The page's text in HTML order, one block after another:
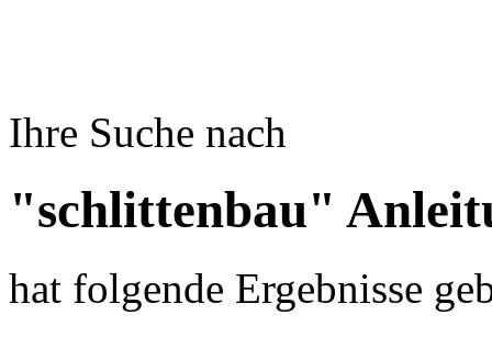
Ihre Suche nach
"schlittenbau"
hat folgende Ergebnisse